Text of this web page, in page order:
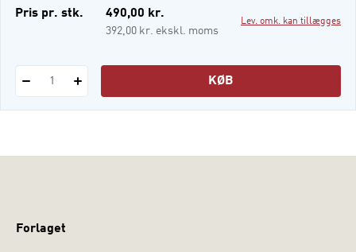
det etnografiske feltarbe
i-bog
Pris pr. stk. 490,00 kr.
392,00 kr. ekskl. moms
Lev. omk. kan tillægges
1 KØB
Forlaget